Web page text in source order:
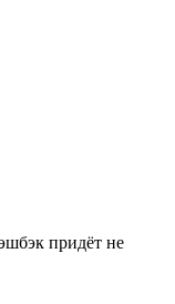
придёт не